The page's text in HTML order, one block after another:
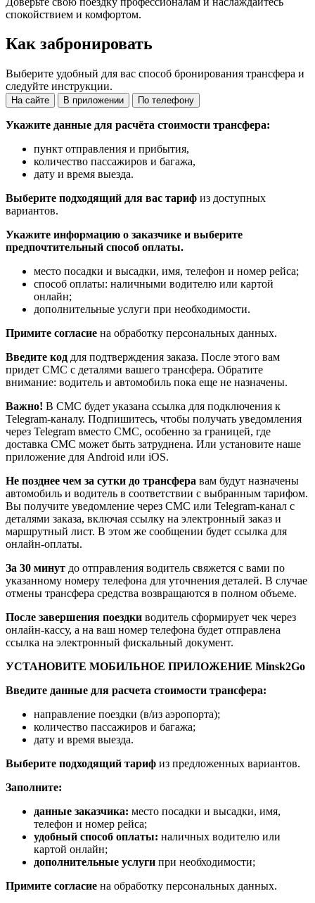
спокойствием и комфортом.
Как забронировать
Выберите удобный для вас способ бронирования трансфера и
следуйте инструкции.
На сайте В приложении По телефону
Укажите данные для расчёта стоимости трансфера:
пункт отправления и прибытия,
количество пассажиров и багажа,
дату и время выезда.
Выберите подходящий для вас тариф из доступных
вариантов.
Укажите информацию о заказчике и выберите
предпочтительный способ оплаты.
место посадки и высадки, имя, телефон и номер рейса;
способ оплаты: наличными водителю или картой
онлайн;
дополнительные услуги при необходимости.
Примите согласие на обработку персональных данных.
Введите код для подтверждения заказа. После этого вам
придет СМС с деталями вашего трансфера. Обратите
внимание: водитель и автомобиль пока еще не назначены.
Важно! В СМС будет указана ссылка для подключения к
Telegram-каналу. Подпишитесь, чтобы получать уведомления
через Telegram вместо СМС, особенно за границей, где
доставка СМС может быть затруднена. Или установите наше
приложение для Android или iOS.
Не позднее чем за сутки до трансфера вам будут назначены
автомобиль и водитель в соответствии с выбранным тарифом.
Вы получите уведомление через СМС или Telegram-канал с
деталями заказа, включая ссылку на электронный заказ и
маршрутный лист. В этом же сообщении будет ссылка для
онлайн-оплаты.
За 30 минут до отправления водитель свяжется с вами по
указанному номеру телефона для уточнения деталей. В случае
отмены трансфера средства возвращаются в полном объеме.
После завершения поездки водитель сформирует чек через
онлайн-кассу, а на ваш номер телефона будет отправлена
ссылка на электронный фискальный документ.
УСТАНОВИТЕ МОБИЛЬНОЕ ПРИЛОЖЕНИЕ Minsk2Go
Введите данные для расчета стоимости трансфера:
направление поездки (в/из аэропорта);
количество пассажиров и багажа;
дату и время выезда.
Выберите подходящий тариф из предложенных вариантов.
Заполните:
данные заказчика: место посадки и высадки, имя,
телефон и номер рейса;
удобный способ оплаты: наличных водителю или
картой онлайн;
дополнительные услуги при необходимости;
Примите согласие на обработку персональных данных.